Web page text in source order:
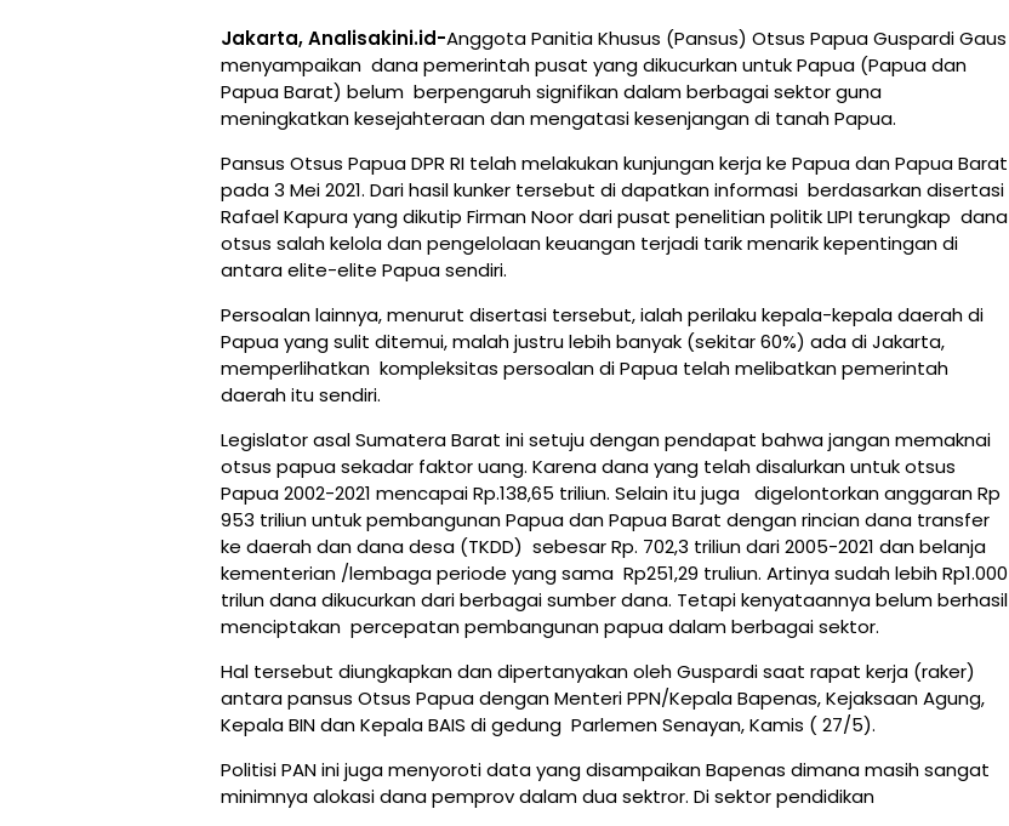
Jakarta, Analisakini.id-Anggota Panitia Khusus (Pansus) Otsus Papua Guspardi Gaus
menyampaikan dana pemerintah pusat yang dikucurkan untuk Papua (Papua dan
Papua Barat) belum berpengaruh signifikan dalam berbagai sektor guna
meningkatkan kesejahteraan dan mengatasi kesenjangan di tanah Papua.
Pansus Otsus Papua DPR RI telah melakukan kunjungan kerja ke Papua dan Papua Barat
pada 3 Mei 2021. Dari hasil kunker tersebut di dapatkan informasi berdasarkan disertasi
Rafael Kapura yang dikutip Firman Noor dari pusat penelitian politik LIPI terungkap dana
otsus salah kelola dan pengelolaan keuangan terjadi tarik menarik kepentingan di
antara elite-elite Papua sendiri.
Persoalan lainnya, menurut disertasi tersebut, ialah perilaku kepala-kepala daerah di
Papua yang sulit ditemui, malah justru lebih banyak (sekitar 60%) ada di Jakarta,
memperlihatkan kompleksitas persoalan di Papua telah melibatkan pemerintah
daerah itu sendiri.
Legislator asal Sumatera Barat ini setuju dengan pendapat bahwa jangan memaknai
otsus papua sekadar faktor uang. Karena dana yang telah disalurkan untuk otsus
Papua 2002-2021 mencapai Rp.138,65 triliun. Selain itu juga digelontorkan anggaran Rp
953 triliun untuk pembangunan Papua dan Papua Barat dengan rincian dana transfer
ke daerah dan dana desa (TKDD) sebesar Rp. 702,3 triliun dari 2005-2021 dan belanja
kementerian /lembaga periode yang sama Rp251,29 truliun. Artinya sudah lebih Rp1.000
trilun dana dikucurkan dari berbagai sumber dana. Tetapi kenyataannya belum berhasil
menciptakan percepatan pembangunan papua dalam berbagai sektor.
Hal tersebut diungkapkan dan dipertanyakan oleh Guspardi saat rapat kerja (raker)
antara pansus Otsus Papua dengan Menteri PPN/Kepala Bapenas, Kejaksaan Agung,
Kepala BIN dan Kepala BAIS di gedung Parlemen Senayan, Kamis ( 27/5).
Politisi PAN ini juga menyoroti data yang disampaikan Bapenas dimana masih sangat
minimnya alokasi dana pemprov dalam dua sektror. Di sektor pendidikan